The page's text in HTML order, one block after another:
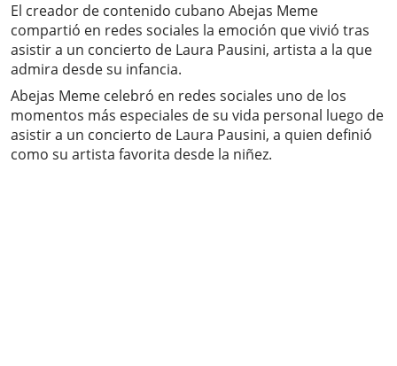
El creador de contenido cubano Abejas Meme
compartió en redes sociales la emoción que vivió tras
asistir a un concierto de Laura Pausini, artista a la que
admira desde su infancia.
Abejas Meme celebró en redes sociales uno de los
momentos más especiales de su vida personal luego de
asistir a un concierto de Laura Pausini, a quien definió
como su artista favorita desde la niñez.